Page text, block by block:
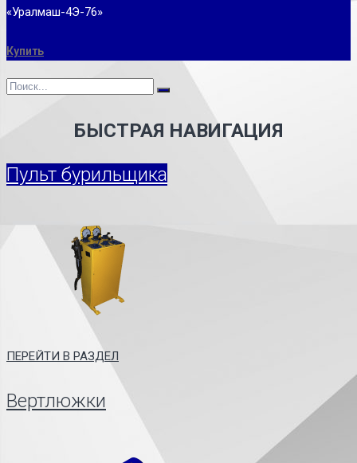
«Уралмаш-4Э-76»
Купить
БЫСТРАЯ НАВИГАЦИЯ
Пульт бурильщика
ПЕРЕЙТИ В РАЗДЕЛ
Вертлюжки